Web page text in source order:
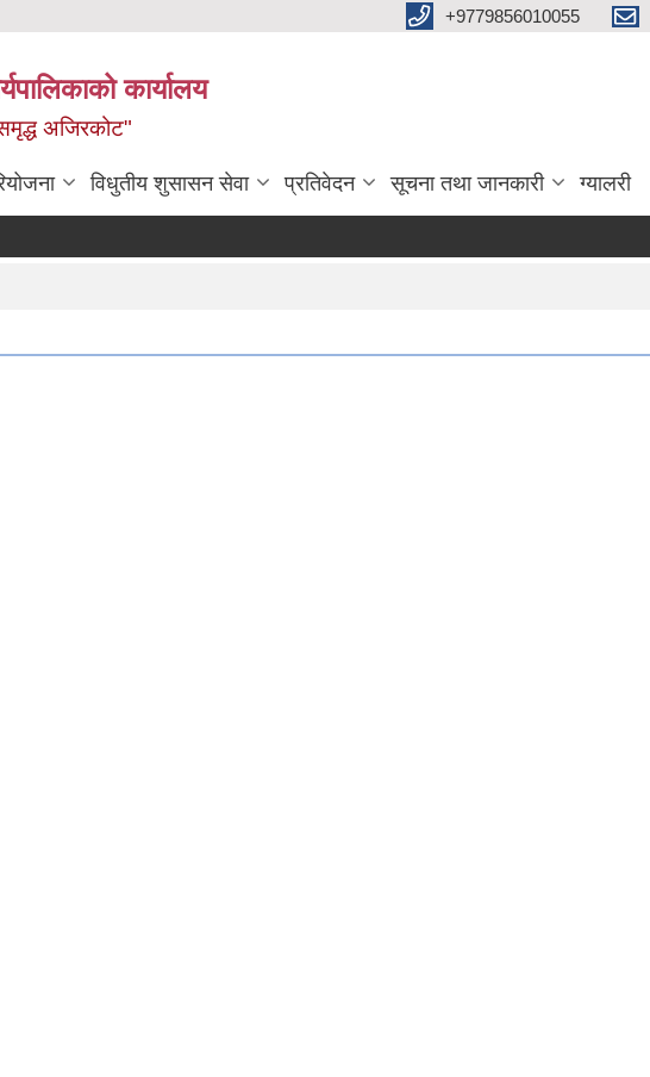
+9779856010055
कार्यालय
अजिरकोट"
विधुतीय शुसासन सेवा प्रतिवेदन सूचना तथा जानकारी ग्यालरी